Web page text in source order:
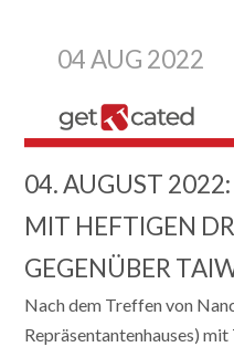
04 AUG 2022
04. AUGUST
MIT HEFTIGEN
GEGENÜBER
Nach dem Treffen von
Repräsentantenhauses)